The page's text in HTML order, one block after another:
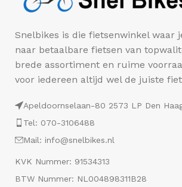
Snelbikes is die fietsenwinkel waar
naar betaalbare fietsen van
brede assortiment en ruime
voor iedereen altijd wel de juiste
Apeldoornselaan-80 2573 LP Den
Tel: 070-3106488
Mail: info@snelbikes.nl
KVK Nummer: 91534313
BTW Nummer: NL004898311B28